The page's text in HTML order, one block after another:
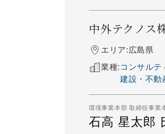
中外テクノス
エリア: 広島県
業種: コンサルテ
建設・不動
環境事業本部 取締役事業
石高 星太郎